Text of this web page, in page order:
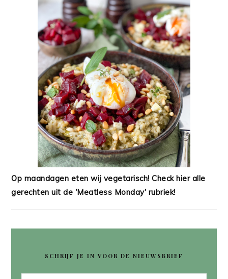
Op maandagen eten wij vegetarisch! Check hier alle
gerechten uit de 'Meatless Monday' rubriek!
SCHRIJF JE IN VOOR DE NIEUWSBRIEF